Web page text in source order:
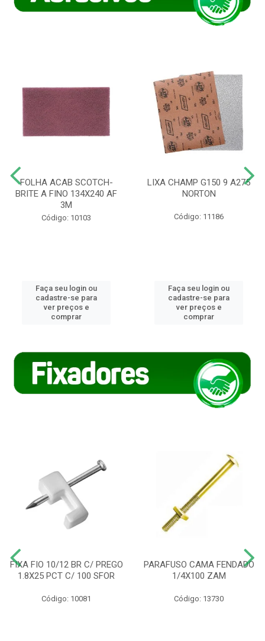
FOLHA ACAB SCOTCH-
BRITE A FINO 134X240 AF
3M
Código: 10103
Faça seu login ou
cadastre-se para
ver preços e
comprar
LIXA CHAMP G150 9 A275
NORTON
Código: 11186
Faça seu login ou
cadastre-se para
ver preços e
comprar
FIXA FIO 10/12 BR C/ PREGO
1.8X25 PCT C/ 100 SFOR
Código: 10081
PARAFUSO CAMA FENDADO
1/4X100 ZAM
Código: 13730